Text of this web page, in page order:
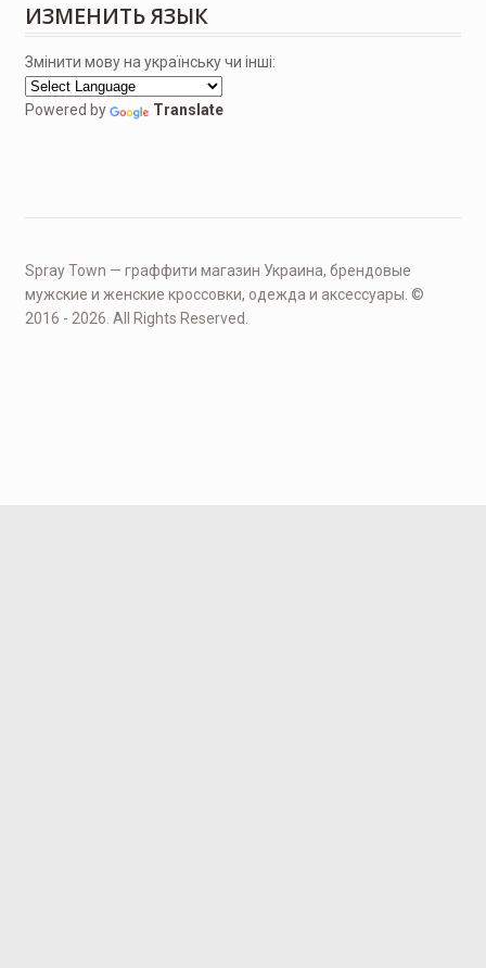
ИЗМЕНИТЬ ЯЗЫК
Змінити мову на українську чи інші:
Powered by Translate
Spray Town — граффити магазин Украина, брендовые
мужские и женские кроссовки, одежда и аксессуары. ©
2016 - 2026. All Rights Reserved.